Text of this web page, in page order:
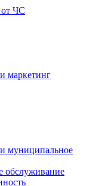
от ЧС
маркетинг
муниципальное
обслуживание